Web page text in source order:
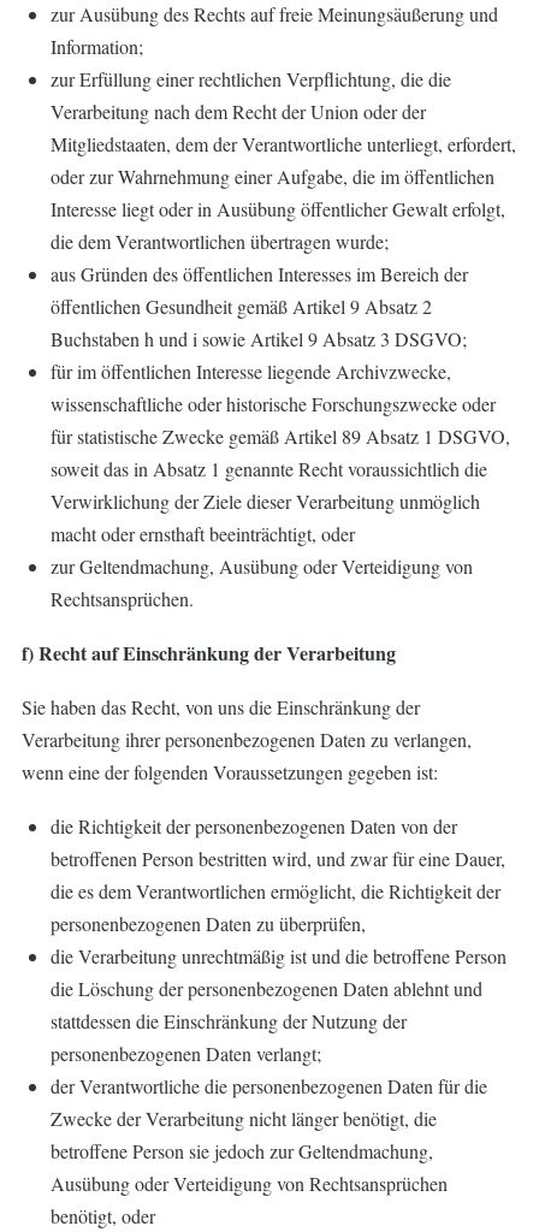
zur Ausübung des Rechts auf freie Meinungsäußerung und
Information;
zur Erfüllung einer rechtlichen Verpflichtung, die die
Verarbeitung nach dem Recht der Union oder der
Mitgliedstaaten, dem der Verantwortliche unterliegt, erfordert,
oder zur Wahrnehmung einer Aufgabe, die im öffentlichen
Interesse liegt oder in Ausübung öffentlicher Gewalt erfolgt,
die dem Verantwortlichen übertragen wurde;
aus Gründen des öffentlichen Interesses im Bereich der
öffentlichen Gesundheit gemäß Artikel 9 Absatz 2
Buchstaben h und i sowie Artikel 9 Absatz 3 DSGVO;
für im öffentlichen Interesse liegende Archivzwecke,
wissenschaftliche oder historische Forschungszwecke oder
für statistische Zwecke gemäß Artikel 89 Absatz 1 DSGVO,
soweit das in Absatz 1 genannte Recht voraussichtlich die
Verwirklichung der Ziele dieser Verarbeitung unmöglich
macht oder ernsthaft beeinträchtigt, oder
zur Geltendmachung, Ausübung oder Verteidigung von
Rechtsansprüchen.
f) Recht auf Einschränkung der Verarbeitung
Sie haben das Recht, von uns die Einschränkung der
Verarbeitung ihrer personenbezogenen Daten zu verlangen,
wenn eine der folgenden Voraussetzungen gegeben ist:
die Richtigkeit der personenbezogenen Daten von der
betroffenen Person bestritten wird, und zwar für eine Dauer,
die es dem Verantwortlichen ermöglicht, die Richtigkeit der
personenbezogenen Daten zu überprüfen,
die Verarbeitung unrechtmäßig ist und die betroffene Person
die Löschung der personenbezogenen Daten ablehnt und
stattdessen die Einschränkung der Nutzung der
personenbezogenen Daten verlangt;
der Verantwortliche die personenbezogenen Daten für die
Zwecke der Verarbeitung nicht länger benötigt, die
betroffene Person sie jedoch zur Geltendmachung,
Ausübung oder Verteidigung von Rechtsansprüchen
benötigt, oder